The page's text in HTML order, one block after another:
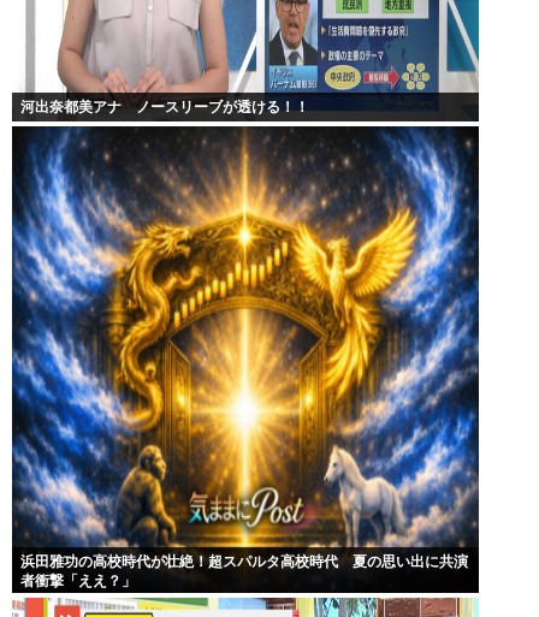
河出奈都美アナ ノースリーブが透ける！！
浜田雅功の高校時代が壮絶！超スパルタ高校時代 夏の思い出に共演
者衝撃「ええ？」